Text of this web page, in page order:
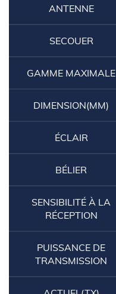
ANTENNE
SECOUER
GAMME MAXIMALE
DIMENSION(MM)
ÉCLAIR
BÉLIER
SENSIBILITÉ À LA
RÉCEPTION
PUISSANCE DE
TRANSMISSION